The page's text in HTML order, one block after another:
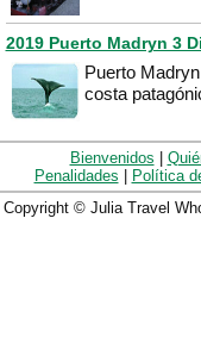
2019 Puerto Madryn 3
Puerto
costa
Bienvenidos
Penalidades
Política
Copyright © Julia Travel